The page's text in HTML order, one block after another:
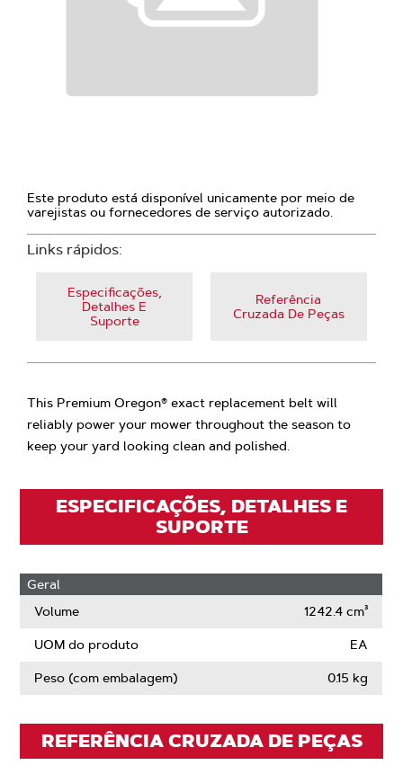
Este produto está disponível unicamente por meio de
varejistas ou fornecedores de serviço autorizado.
Links rápidos:
Especificações,
Detalhes E
Suporte
Referência
Cruzada De Peças
This Premium Oregon® exact replacement belt will
reliably power your mower throughout the season to
keep your yard looking clean and polished.
ESPECIFICAÇÕES, DETALHES E
SUPORTE
Geral
Volume
1242.4 cm³
UOM do produto EA
Peso (com embalagem) 0.15 kg
REFERÊNCIA CRUZADA DE PEÇAS